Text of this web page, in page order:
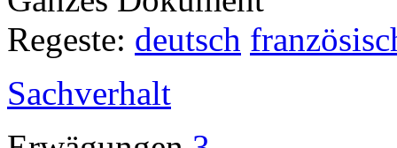
Regeste: deutsch
Sachverhalt